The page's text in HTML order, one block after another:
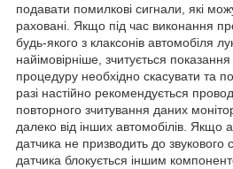
подавати помилкові сигнали, які
раховані. Якщо під час виконання
будь-якого з клаксонів автомобіля
найімовірніше, зчитується
процедуру необхідно скасувати та
разі настійно рекомендується
повторного зчитування даних
далеко від інших автомобілів. Якщо
датчика не призводить до
датчика блокується іншим